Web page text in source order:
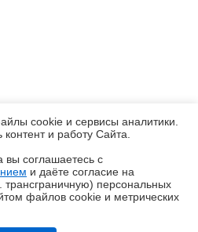
монитора ASUS ROG Strix OLED
cookie и сервисы аналитики.
и работу Cайта.
соглашаетесь с
и даёте согласие на
трансграничную) персональных
файлов cookie и метрических